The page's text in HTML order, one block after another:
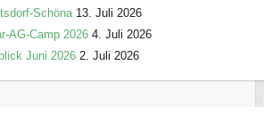
Schöna 13. Juli 2026
AG-Camp 2026 4. Juli 2026
Juni 2026 2. Juli 2026